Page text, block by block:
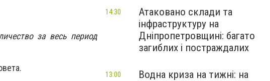
за весь период
Атаковано склади та
інфраструктуру на
Дніпропетровщині: багато
загиблих і постраждалих
14:30
Водна криза на тижні: на
13:00